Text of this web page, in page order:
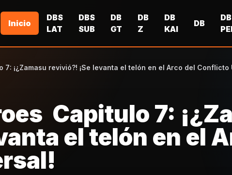
Inicio
DBS
LAT
DBS
SUB
DB
GT
DB
Z
DB
KAI
DB
DB
¡¿Zamasu revivió?! ¡Se levanta el telón en el Arco del Conflicto
Capitulo 7:
el telón en el